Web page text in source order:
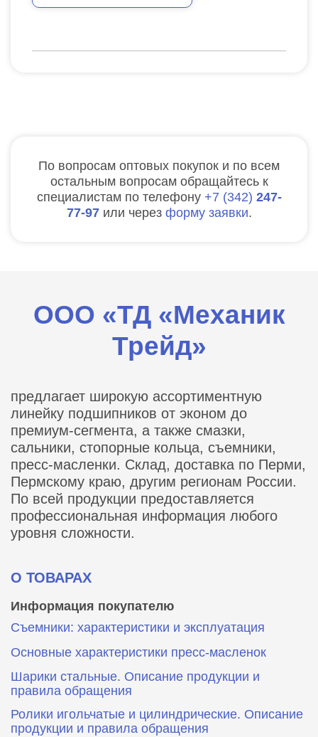
По вопросам оптовых покупок и по всем
остальным вопросам обращайтесь к
специалистам по телефону
7 342 247-
77-97 или через форму заявки.
ООО «ТД «Механик
Трейд»
предлагает широкую ассортиментную
линейку подшипников от эконом до
премиум-сегмента, а также смазки,
сальники, стопорные кольца, съемники,
пресс-масленки. Склад, доставка по Перми,
Пермскому краю, другим регионам России.
По всей продукции предоставляется
профессиональная информация любого
уровня сложности.
О ТОВАРАХ
Информация покупателю
Съемники: характеристики и эксплуатация
Основные характеристики пресс‑масленок
Шарики стальные. Описание продукции и
правила обращения
Ролики игольчатые и цилиндрические. Описание
продукции и правила обращения